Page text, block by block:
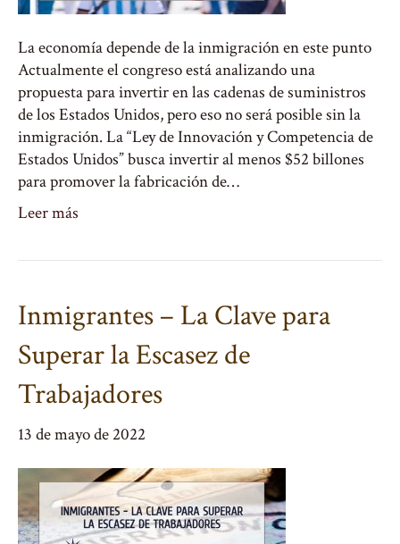
La economía depende de la inmigración en este punto
Actualmente el congreso está analizando una
propuesta para invertir en las cadenas de suministros
de los Estados Unidos, pero eso no será posible sin la
inmigración. La “Ley de Innovación y Competencia de
Estados Unidos” busca invertir al menos $52 billones
para promover la fabricación de…
Leer más
Inmigrantes – La Clave para
Superar la Escasez de
Trabajadores
13 de mayo de 2022